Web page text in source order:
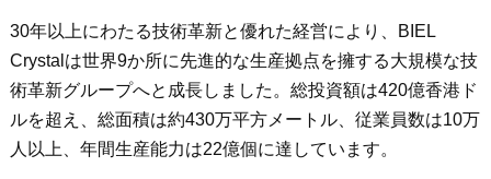
30年以上にわたる技術革新と優れた経営により、BIEL
Crystalは世界9か所に先進的な生産拠点を擁する大規模な技
術革新グループへと成長しました。総投資額は420億香港ド
ルを超え、総面積は約430万平方メートル、従業員数は10万
人以上、年間生産能力は22億個に達しています。